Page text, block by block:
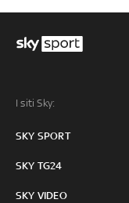
I siti Sky:
SKY SPORT
SKY TG24
SKY VIDEO